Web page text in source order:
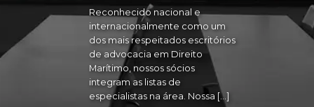
Reconhecido nacional e
internacionalmente como um
dos mais respeitados escritórios
de advocacia em Direito
Marítimo, nossos sócios
integram as listas de
especialistas na área. Nossa […]